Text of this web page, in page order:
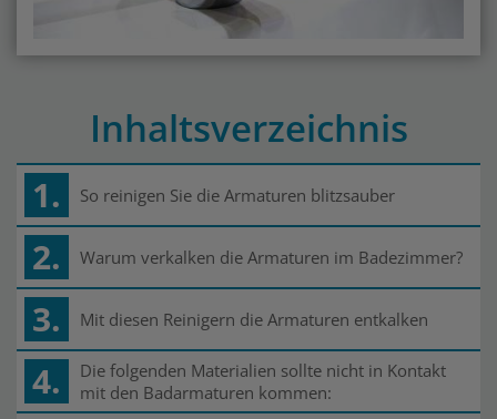
Inhaltsverzeichnis
1. So reinigen Sie die Armaturen blitzsauber
2. Warum verkalken die Armaturen im Badezimmer?
3. Mit diesen Reinigern die Armaturen entkalken
4.
Die folgenden Materialien sollte nicht in Kontakt
mit den Badarmaturen kommen: